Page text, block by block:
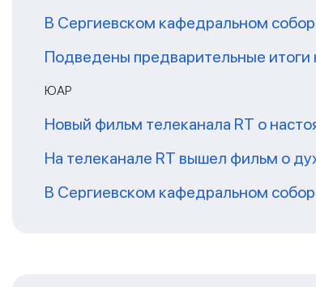
В Сергиевском кафедральном
Подведены предварительные итоги
ЮАР
Новый фильм телеканала RT о
На телеканале RT вышел фильм о
В Сергиевском кафедральном